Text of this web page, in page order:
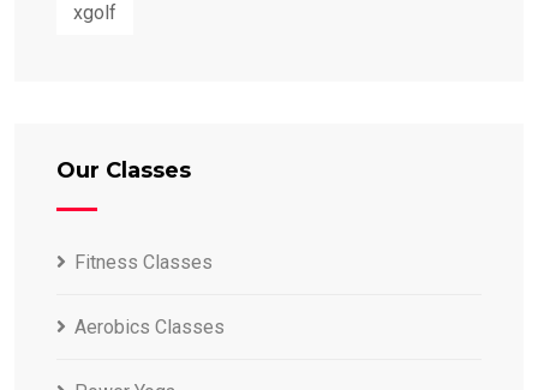
xgolf
Our Classes
Fitness Classes
Aerobics Classes